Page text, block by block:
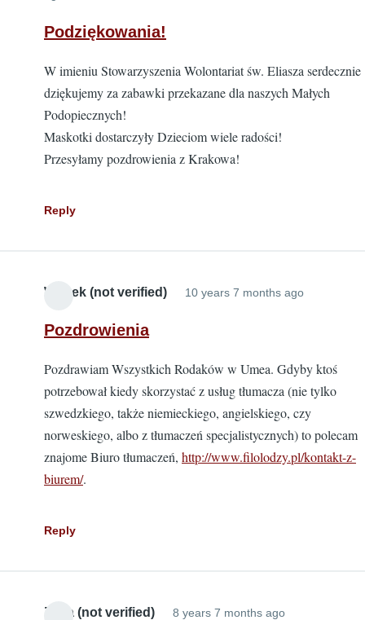
Podziękowania!
W imieniu Stowarzyszenia Wolontariat św. Eliasza serdecznie
dziękujemy za zabawki przekazane dla naszych Małych
Podopiecznych!
Maskotki dostarczyły Dzieciom wiele radości!
Przesyłamy pozdrowienia z Krakowa!
Reply
Wojtek (not verified) 10 years 7 months ago
Pozdrowienia
Pozdrawiam Wszystkich Rodaków w Umea. Gdyby ktoś
potrzebował kiedy skorzystać z usług tłumacza (nie tylko
szwedzkiego, także niemieckiego, angielskiego, czy
norweskiego, albo z tłumaczeń specjalistycznych) to polecam
znajome Biuro tłumaczeń, http://www.filolodzy.pl/kontakt-z-
biurem/.
Reply
Zuza (not verified) 8 years 7 months ago